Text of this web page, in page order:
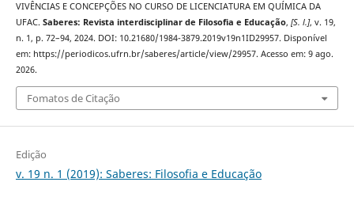
VIVÊNCIAS E CONCEPÇÕES NO CURSO DE LICENCIATURA EM QUÍMICA DA
UFAC. Saberes: Revista interdisciplinar de Filosofia e Educação, [S. l.], v. 19,
n. 1, p. 72–94, 2024. DOI: 10.21680/1984-3879.2019v19n1ID29957. Disponível
em: https://periodicos.ufrn.br/saberes/article/view/29957. Acesso em: 9 ago.
2026.
Fomatos de Citação
Edição
v. 19 n. 1 (2019): Saberes: Filosofia e Educação